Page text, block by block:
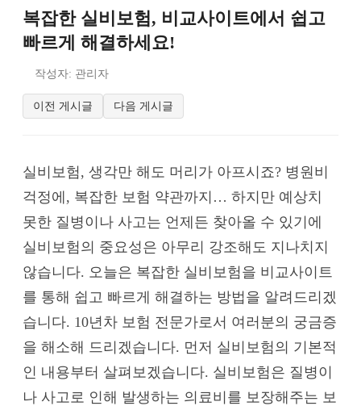
복잡한 실비보험, 비교사이트에서 쉽고
빠르게 해결하세요!
작성자: 관리자
이전 게시글 다음 게시글
실비보험, 생각만 해도 머리가 아프시죠? 병원비
걱정에, 복잡한 보험 약관까지… 하지만 예상치
못한 질병이나 사고는 언제든 찾아올 수 있기에
실비보험의 중요성은 아무리 강조해도 지나치지
않습니다. 오늘은 복잡한 실비보험을 비교사이트
를 통해 쉽고 빠르게 해결하는 방법을 알려드리겠
습니다. 10년차 보험 전문가로서 여러분의 궁금증
을 해소해 드리겠습니다. 먼저 실비보험의 기본적
인 내용부터 살펴보겠습니다. 실비보험은 질병이
나 사고로 인해 발생하는 의료비를 보장해주는 보